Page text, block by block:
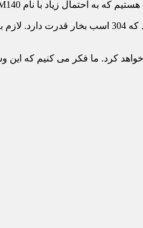
کنیم که این وسیله نقلیه در نیمه دوم